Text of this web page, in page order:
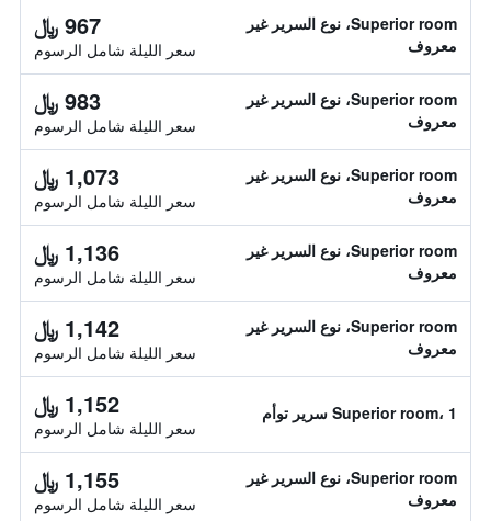
Superior room، نوع السرير غير
معروف
967 ﷼
سعر الليلة شامل الرسوم
Superior room، نوع السرير غير
معروف
983 ﷼
سعر الليلة شامل الرسوم
Superior room، نوع السرير غير
معروف
1,073 ﷼
سعر الليلة شامل الرسوم
Superior room، نوع السرير غير
معروف
1,136 ﷼
سعر الليلة شامل الرسوم
Superior room، نوع السرير غير
معروف
1,142 ﷼
سعر الليلة شامل الرسوم
Superior room، 1 سرير توأم 1,152 ﷼
سعر الليلة شامل الرسوم
Superior room، نوع السرير غير
معروف
1,155 ﷼
سعر الليلة شامل الرسوم